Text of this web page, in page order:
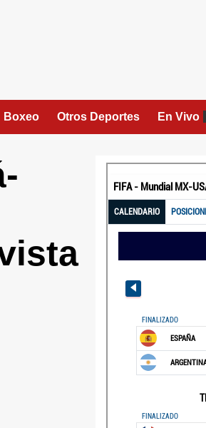
Boxeo Otros Deportes En Vivo